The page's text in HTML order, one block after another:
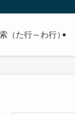
・大学の偏差値まで
（た行～わ行）